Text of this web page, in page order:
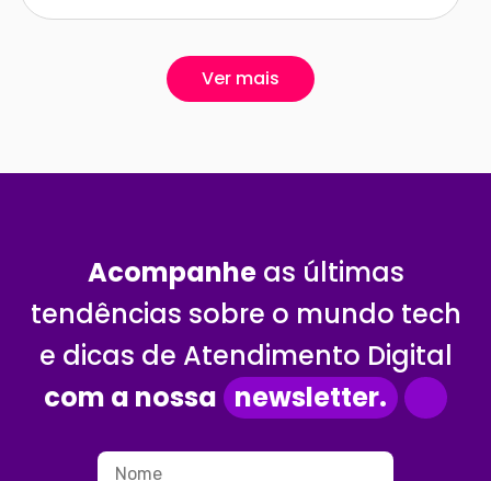
Ver mais
Acompanheas últimas
tendências sobre o mundo tech
e dicas de Atendimento Digital
com a nossa newsletter.